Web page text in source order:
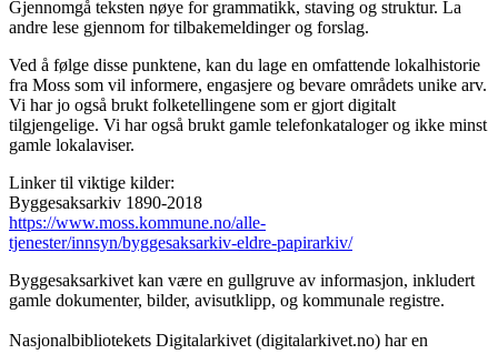
Gjennomgå teksten nøye for grammatikk, staving og struktur. La
andre lese gjennom for tilbakemeldinger og forslag.
Ved å følge disse punktene, kan du lage en omfattende lokalhistorie
fra Moss som vil informere, engasjere og bevare områdets unike arv.
Vi har jo også brukt folketellingene som er gjort digitalt
tilgjengelige. Vi har også brukt gamle telefonkataloger og ikke minst
gamle lokalaviser.
Linker til viktige kilder:
Byggesaksarkiv 1890-2018
https://www.moss.kommune.no/alle-
tjenester/innsyn/byggesaksarkiv-eldre-papirarkiv/
Byggesaksarkivet kan være en gullgruve av informasjon, inkludert
gamle dokumenter, bilder, avisutklipp, og kommunale registre.
Nasjonalbibliotekets Digitalarkivet (digitalarkivet.no) har en